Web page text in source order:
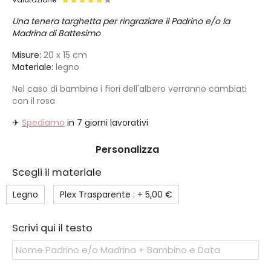
Una tenera targhetta per ringraziare il Padrino e/o la
Madrina di Battesimo
Misure: 20 x 15 cm
Materiale: legno
Nel caso di bambina i fiori dell'albero verranno cambiati
con il rosa
✈ Spediamo in 7 giorni lavorativi
Personalizza
Scegli il materiale
Legno Plex Trasparente : + 5,00 €
Scrivi qui il testo